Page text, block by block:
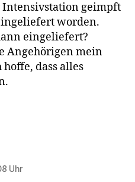
Intensivstation geimpft
worden.
eingeliefert?
Angehörigen mein
dass alles
Uhr